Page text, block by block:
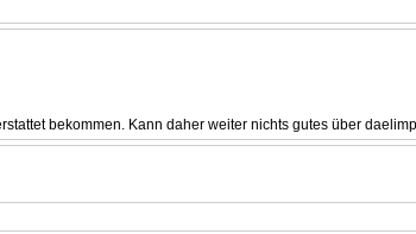
bekommen. Kann daher weiter nichts gutes über